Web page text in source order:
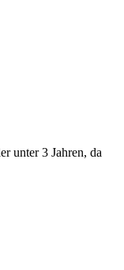
unter 3 Jahren, da